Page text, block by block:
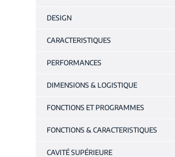
DESIGN
CARACTERISTIQUES
PERFORMANCES
DIMENSIONS & LOGISTIQUE
FONCTIONS ET PROGRAMMES
FONCTIONS & CARACTERISTIQUES
CAVITÉ SUPÉRIEURE